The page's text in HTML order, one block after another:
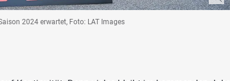
2024 erwartet, Foto: LAT Images